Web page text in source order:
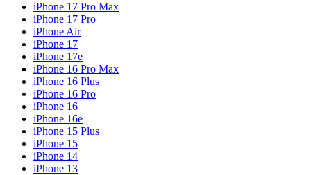
iPhone 17 Pro Max
iPhone 17 Pro
iPhone Air
iPhone 17
iPhone 17e
iPhone 16 Pro Max
iPhone 16 Plus
iPhone 16 Pro
iPhone 16
iPhone 16e
iPhone 15 Plus
iPhone 15
iPhone 14
iPhone 13